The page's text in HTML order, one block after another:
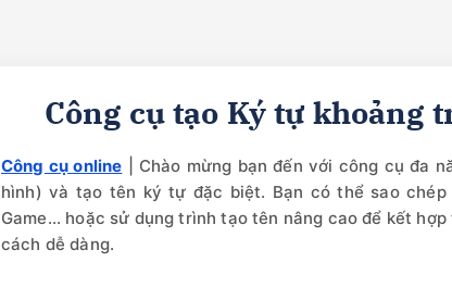
Công cụ tạo Ký tự khoảng
Công cụ online | Chào mừng bạn đến với công cụ đa
hình) và tạo tên ký tự đặc biệt. Bạn có thể sao
Game... hoặc sử dụng trình tạo tên nâng cao để kết
cách dễ dàng.